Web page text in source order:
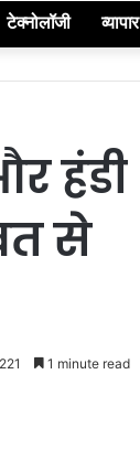
टेक्नोलॉजी व्यापार
हंडी
से
221 1 minute read